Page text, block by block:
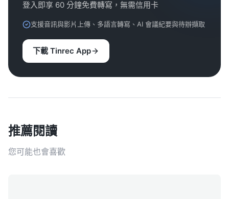
登入即享 60 分鐘免費轉寫，無需信用卡
支援音訊與影片上傳、多語言轉寫、AI 會議紀要與待辦擷取
下載 Tinrec App
推薦閱讀
您可能也會喜歡